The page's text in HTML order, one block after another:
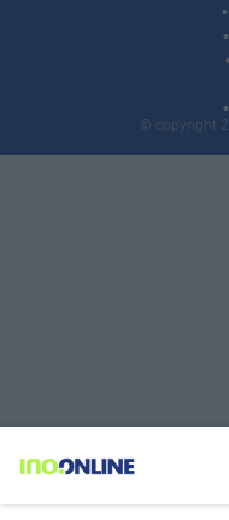
© copyright